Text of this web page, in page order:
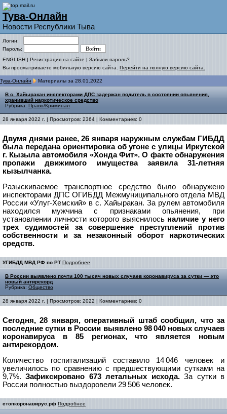
Тува-Онлайн
Новости Республики Тыва
Логин:
Пароль:
ENGLISH | Регистрация на сайте | Забыли пароль?
Вы просматриваете мобильную версию сайта. Перейти на полную версию сайта.
Тува-Онлайн Материалы за 28.01.2022
В с. Хайыракан инспекторами ДПС задержан водитель в состоянии опьянения,
хранивший наркотическое средство
Рубрика: Право/Криминал
28 января 2022 г. | Просмотров: 2364 | Комментариев: 0
Двумя днями ранее, 26 января наружным службам ГИБДД
была передана ориентировка об угоне с улицы Иркутской
г. Кызыла автомобиля «Хонда Фит». О факте обнаружения
пропажи движимого имущества заявила 31-летняя
кызылчанка.
Разыскиваемое транспортное средство было обнаружено
инспекторами ДПС ОГИБДД Межмуниципального отдела МВД
России «Улуг-Хемский» в с. Хайыракан. За рулем автомобиля
находился мужчина с признаками опьянения, при
установлении личности которого выяснилосьналичие у него
трех судимостей за совершение преступлений против
собственности и за незаконный оборот наркотических
средств.
УГИБДД МВД РФ по РТ Подробнее
В России выявлено почти 100 тысяч новых случаев коронавируса за сутки — это
новый антирекорд
Рубрика: Общество
28 января 2022 г. | Просмотров: 2022 | Комментариев: 0
Сегодня, 28 января, оперативный штаб сообщил, что за
последние сутки в России выявлено 98 040 новых случаев
коронавируса в 85 регионах, что является новым
антирекордом.
Количество госпитализаций составило 14 046 человек и
увеличилось по сравнению с предшествующими сутками на
9,7%.Зафиксировано 673 летальных исхода.За сутки в
России полностью выздоровели 29 506 человек.
стопкоронавирус.рф Подробнее